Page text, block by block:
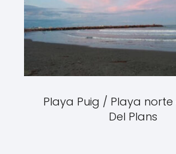
Playa Puig / Playa
Del Plans